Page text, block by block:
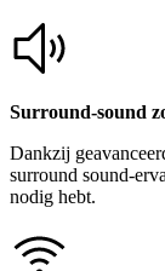
Surround-sound
Dankzij
surround sound-
nodig hebt.